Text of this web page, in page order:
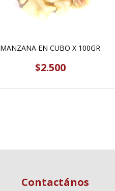
MANZANA EN CUBO X 100GR
$2.500
Contactános